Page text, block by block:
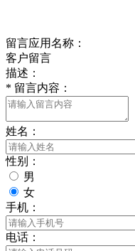
留言应用名称：
客户留言
描述：
* 留言内容：
姓名：
性别：
男
女
手机：
电话：